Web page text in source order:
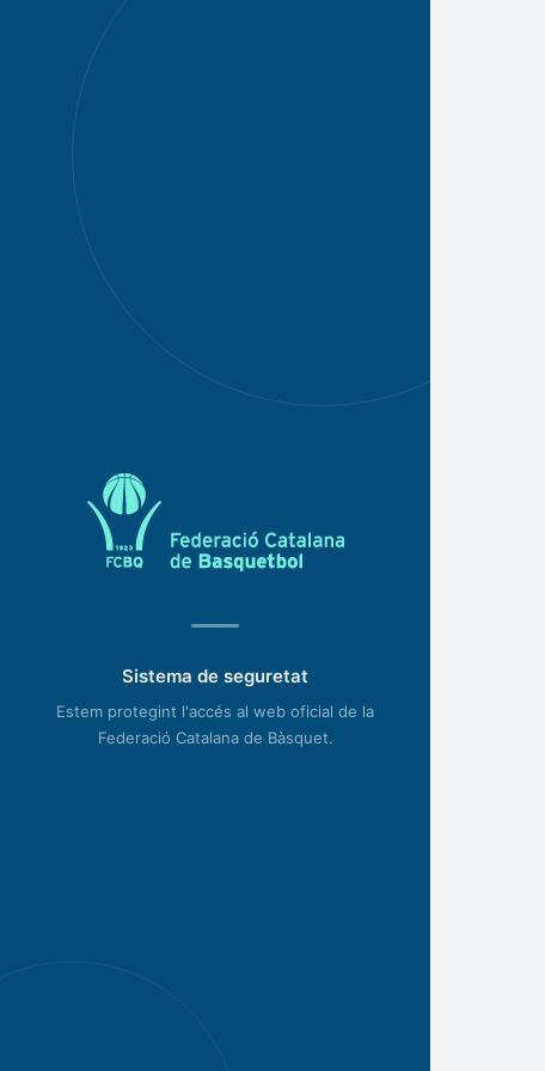
Sistema de seguretat
Estem protegint l'accés al web oficial de la
Federació Catalana de Bàsquet.